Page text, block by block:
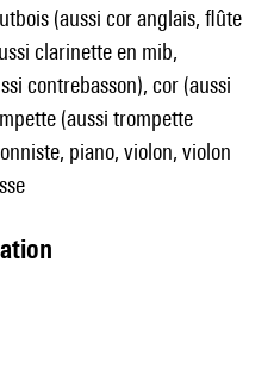
(aussi cor anglais, flûte
clarinette en mib,
contrebasson), cor (aussi
(aussi trompette
piano, violon, violon